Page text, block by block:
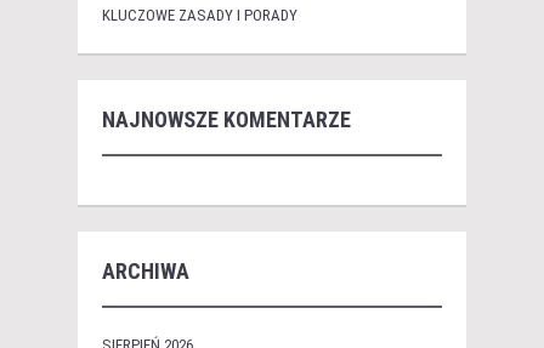
KLUCZOWE ZASADY I PORADY
NAJNOWSZE KOMENTARZE
ARCHIWA